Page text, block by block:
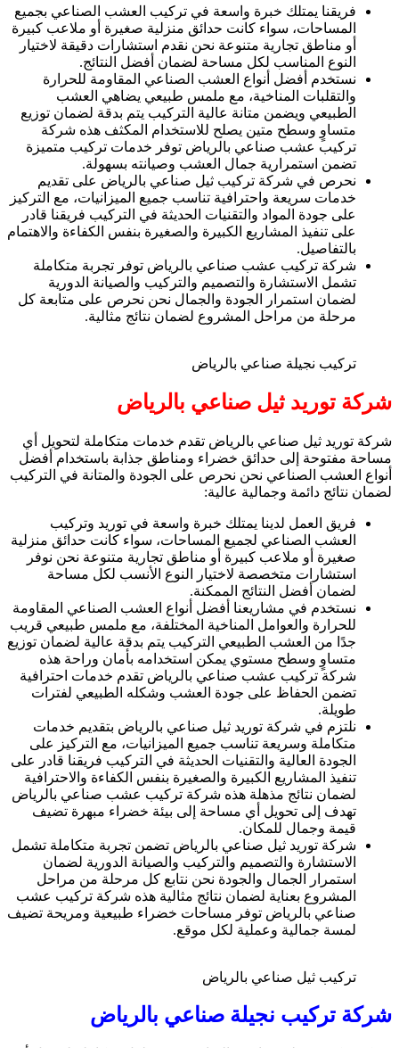
فريقنا يمتلك خبرة واسعة في تركيب العشب الصناعي بجميع
المساحات، سواء كانت حدائق منزلية صغيرة أو ملاعب كبيرة
أو مناطق تجارية متنوعة نحن نقدم استشارات دقيقة لاختيار
النوع المناسب لكل مساحة لضمان أفضل النتائج.
نستخدم أفضل أنواع العشب الصناعي المقاومة للحرارة
والتقلبات المناخية، مع ملمس طبيعي يضاهي العشب
الطبيعي ويضمن متانة عالية التركيب يتم بدقة لضمان توزيع
متساوٍ وسطح متين يصلح للاستخدام المكثف هذه شركة
تركيب عشب صناعي بالرياض توفر خدمات تركيب متميزة
تضمن استمرارية جمال العشب وصيانته بسهولة.
نحرص في شركة تركيب ثيل صناعي بالرياض على تقديم
خدمات سريعة واحترافية تناسب جميع الميزانيات، مع التركيز
على جودة المواد والتقنيات الحديثة في التركيب فريقنا قادر
على تنفيذ المشاريع الكبيرة والصغيرة بنفس الكفاءة والاهتمام
بالتفاصيل.
شركة تركيب عشب صناعي بالرياض توفر تجربة متكاملة
تشمل الاستشارة والتصميم والتركيب والصيانة الدورية
لضمان استمرار الجودة والجمال نحن نحرص على متابعة كل
مرحلة من مراحل المشروع لضمان نتائج مثالية.
تركيب نجيلة صناعي بالرياض
شركة توريد ثيل صناعي بالرياض
شركة توريد ثيل صناعي بالرياض تقدم خدمات متكاملة لتحويل أي
مساحة مفتوحة إلى حدائق خضراء ومناطق جذابة باستخدام أفضل
أنواع العشب الصناعي نحن نحرص على الجودة والمتانة في التركيب
لضمان نتائج دائمة وجمالية عالية:
فريق العمل لدينا يمتلك خبرة واسعة في توريد وتركيب
العشب الصناعي لجميع المساحات، سواء كانت حدائق منزلية
صغيرة أو ملاعب كبيرة أو مناطق تجارية متنوعة نحن نوفر
استشارات متخصصة لاختيار النوع الأنسب لكل مساحة
لضمان أفضل النتائج الممكنة.
نستخدم في مشاريعنا أفضل أنواع العشب الصناعي المقاومة
للحرارة والعوامل المناخية المختلفة، مع ملمس طبيعي قريب
جدًا من العشب الطبيعي التركيب يتم بدقة عالية لضمان توزيع
متساوٍ وسطح مستوي يمكن استخدامه بأمان وراحة هذه
شركة تركيب عشب صناعي بالرياض تقدم خدمات احترافية
تضمن الحفاظ على جودة العشب وشكله الطبيعي لفترات
طويلة.
نلتزم في شركة توريد ثيل صناعي بالرياض بتقديم خدمات
متكاملة وسريعة تناسب جميع الميزانيات، مع التركيز على
الجودة العالية والتقنيات الحديثة في التركيب فريقنا قادر على
تنفيذ المشاريع الكبيرة والصغيرة بنفس الكفاءة والاحترافية
لضمان نتائج مذهلة هذه شركة تركيب عشب صناعي بالرياض
تهدف إلى تحويل أي مساحة إلى بيئة خضراء مبهرة تضيف
قيمة وجمال للمكان.
شركة توريد ثيل صناعي بالرياض تضمن تجربة متكاملة تشمل
الاستشارة والتصميم والتركيب والصيانة الدورية لضمان
استمرار الجمال والجودة نحن نتابع كل مرحلة من مراحل
المشروع بعناية لضمان نتائج مثالية هذه شركة تركيب عشب
صناعي بالرياض توفر مساحات خضراء طبيعية ومريحة تضيف
لمسة جمالية وعملية لكل موقع.
تركيب ثيل صناعي بالرياض
شركة تركيب نجيلة صناعي بالرياض